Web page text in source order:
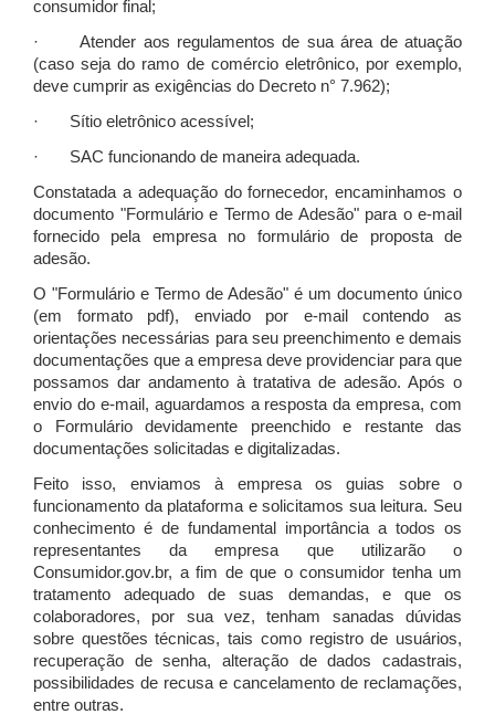
consumidor final;
· Atender aos regulamentos de sua área de atuação
(caso seja do ramo de comércio eletrônico, por exemplo,
deve cumprir as exigências do Decreto n° 7.962);
· Sítio eletrônico acessível;
· SAC funcionando de maneira adequada.
Constatada a adequação do fornecedor, encaminhamos o
documento "Formulário e Termo de Adesão" para o e-mail
fornecido pela empresa no formulário de proposta de
adesão.
O "Formulário e Termo de Adesão" é um documento único
(em formato pdf), enviado por e-mail contendo as
orientações necessárias para seu preenchimento e demais
documentações que a empresa deve providenciar para que
possamos dar andamento à tratativa de adesão. Após o
envio do e-mail, aguardamos a resposta da empresa, com
o Formulário devidamente preenchido e restante das
documentações solicitadas e digitalizadas.
Feito isso, enviamos à empresa os guias sobre o
funcionamento da plataforma e solicitamos sua leitura. Seu
conhecimento é de fundamental importância a todos os
representantes da empresa que utilizarão o
Consumidor.gov.br, a fim de que o consumidor tenha um
tratamento adequado de suas demandas, e que os
colaboradores, por sua vez, tenham sanadas dúvidas
sobre questões técnicas, tais como registro de usuários,
recuperação de senha, alteração de dados cadastrais,
possibilidades de recusa e cancelamento de reclamações,
entre outras.